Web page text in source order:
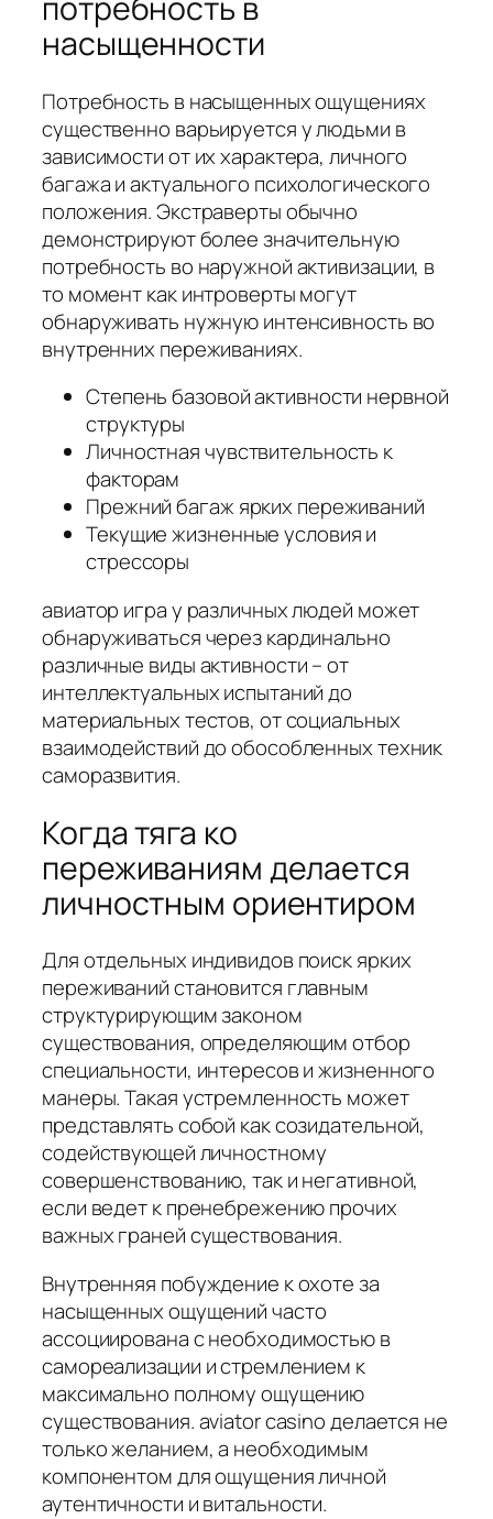
насыщенности
Потребность в насыщенных ощущениях
существенно варьируется у людьми в
зависимости от их характера, личного
багажа и актуального психологического
положения. Экстраверты обычно
демонстрируют более значительную
потребность во наружной активизации, в
то момент как интроверты могут
обнаруживать нужную интенсивность во
внутренних переживаниях.
Степень базовой активности нервной
структуры
Личностная чувствительность к
факторам
Прежний багаж ярких переживаний
Текущие жизненные условия и
стрессоры
авиатор игра у различных людей может
обнаруживаться через кардинально
различные виды активности – от
интеллектуальных испытаний до
материальных тестов, от социальных
взаимодействий до обособленных техник
саморазвития.
Когда тяга ко
переживаниям делается
личностным ориентиром
Для отдельных индивидов поиск ярких
переживаний становится главным
структурирующим законом
существования, определяющим отбор
специальности, интересов и жизненного
манеры. Такая устремленность может
представлять собой как созидательной,
содействующей личностному
совершенствованию, так и негативной,
если ведет к пренебрежению прочих
важных граней существования.
Внутренняя побуждение к охоте за
насыщенных ощущений часто
ассоциирована с необходимостью в
самореализации и стремлением к
максимально полному ощущению
существования. aviator casino делается не
только желанием, а необходимым
компонентом для ощущения личной
аутентичности и витальности.